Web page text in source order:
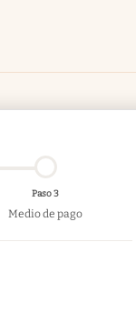
Paso 3
Medio de pago